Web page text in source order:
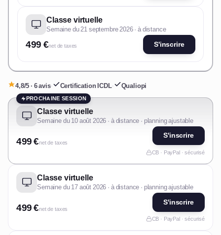
Classe virtuelle
Semaine du 21 septembre 2026 · à distance
499 €net de taxes S'inscrire
4,8/5 · 6 avis· Certification ICDL· Qualiopi
PROCHAINE SESSION
Classe virtuelle
Semaine du 10 août 2026 · à distance · planning ajustable
499 €net de taxes
S'inscrire
CB · PayPal · sécurisé
Classe virtuelle
Semaine du 17 août 2026 · à distance · planning ajustable
499 €net de taxes
S'inscrire
CB · PayPal · sécurisé